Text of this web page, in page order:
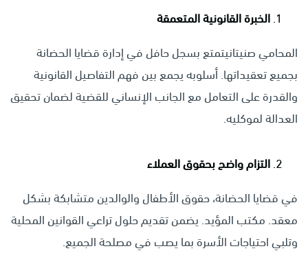
الخبرة القانونية المتعمقة
المحامي صنيتانيتمتع بسجل حافل في إدارة قضايا الحضانة
بجميع تعقيداتها. أسلوبه يجمع بين فهم التفاصيل القانونية
والقدرة على التعامل مع الجانب الإنساني للقضية لضمان تحقيق
العدالة لموكليه.
التزام واضح بحقوق العملاء
في قضايا الحضانة، حقوق الأطفال والوالدين متشابكة بشكل
معقد. مكتب المؤيد. يضمن تقديم حلول تراعي القوانين المحلية
وتلبي احتياجات الأسرة بما يصب في مصلحة الجميع.